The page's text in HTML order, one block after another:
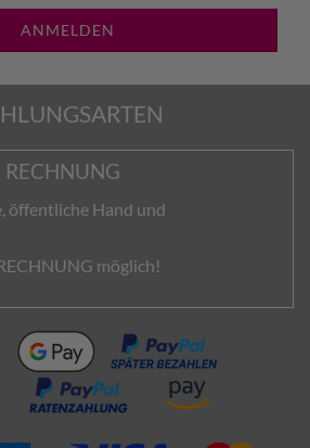
ANMELDEN
RECHNUNG
öffentliche Hand und
möglich!